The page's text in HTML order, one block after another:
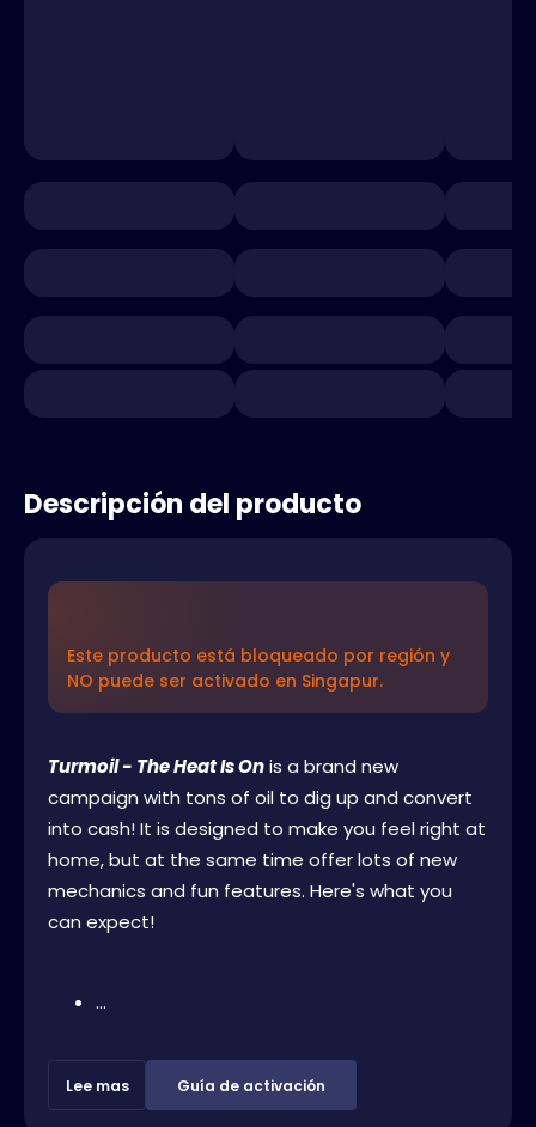
Descripción del producto
Este producto está bloqueado por región y
NO puede ser activado en Singapur.
Turmoil - The Heat Is Onis a brand new
campaign with tons of oil to dig up and convert
into cash! It is designed to make you feel right at
home, but at the same time offer lots of new
mechanics and fun features. Here's what you
can expect!
...
Lee mas Guía de activación